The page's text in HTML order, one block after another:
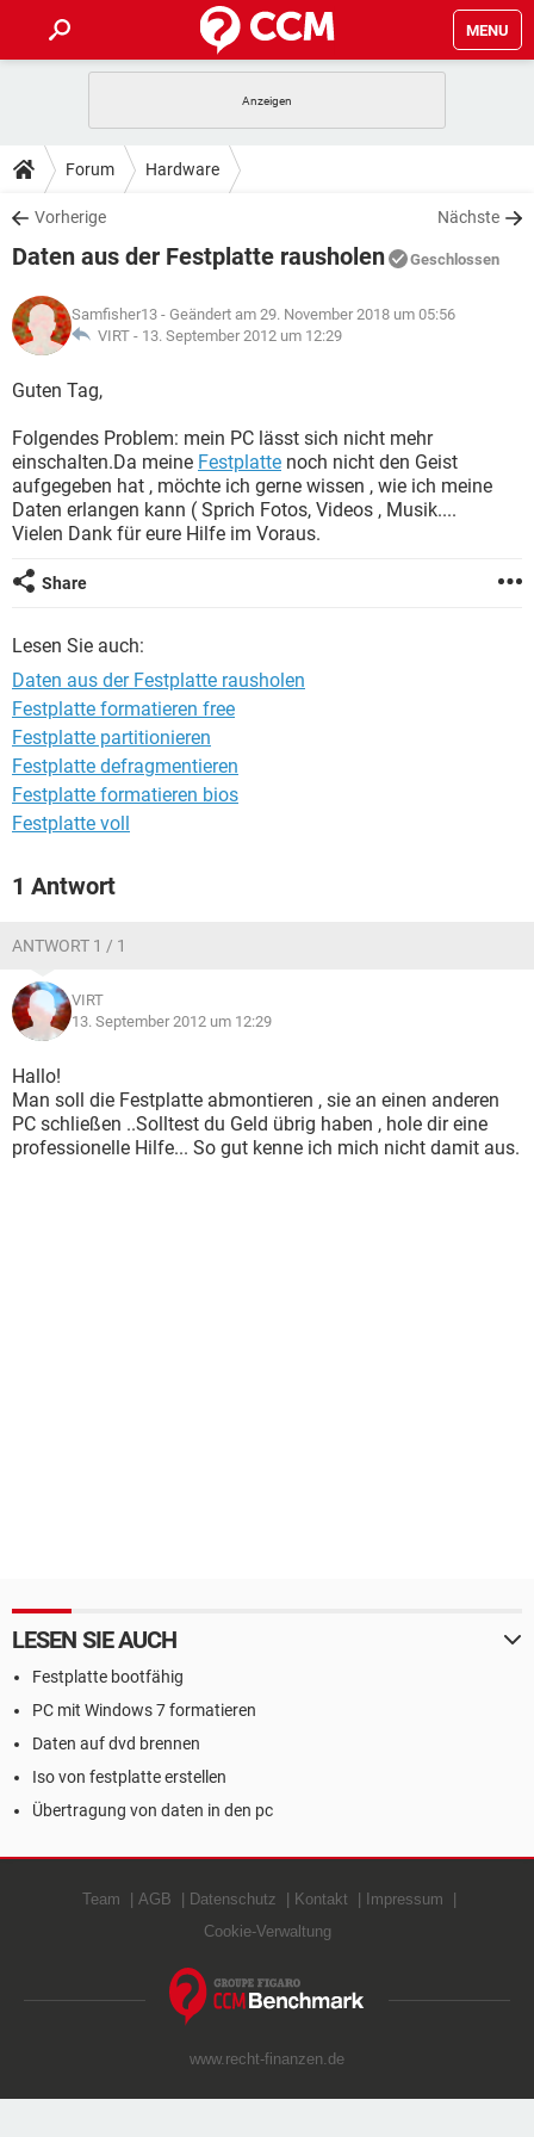
MENU
ANDROID
WINDOWS 10
WHATSAPP TIKTOK
FACEBOOK
TIPPS & TRICKS
SPIELE
WHATSAPP TIKTOK
FACEBOOK
DOWNLOADS
SPIELE STREAMING
ANDROID
WINDOWS 10 INSTAGRAM
WHATSAPP
SPIELE STREAMING
ANDROID
WINDOWS 10
WHATSAPP TIKTOK
FACEBOOK HARDWARE
LEXIKON
SPIELE
WINDOWS 10 INSTAGRAM
WHATSAPP TIKTOK
FACEBOOK HARDWARE
Forum Hardware
Vorherige Nächste
Daten aus der Festplatte rausholen Geschlossen
Samfisher13 - Geändert am 29. November 2018 um 05:56
VIRT - 13. September 2012 um 12:29
Guten Tag,
Folgendes Problem: mein PC lässt sich nicht mehr
einschalten.Da meine Festplatte noch nicht den Geist
aufgegeben hat , möchte ich gerne wissen , wie ich meine
Daten erlangen kann ( Sprich Fotos, Videos , Musik....
Vielen Dank für eure Hilfe im Voraus.
Share
Lesen Sie auch:
Daten aus der Festplatte rausholen
Festplatte formatieren free
Festplatte partitionieren
Festplatte defragmentieren
Festplatte formatieren bios
Festplatte voll
1 Antwort
ANTWORT 1 / 1
VIRT
13. September 2012 um 12:29
Hallo!
Man soll die Festplatte abmontieren , sie an einen anderen
PC schließen ..Solltest du Geld übrig haben , hole dir eine
professionelle Hilfe... So gut kenne ich mich nicht damit aus.
LESEN SIE AUCH
Festplatte bootfähig
PC mit Windows 7 formatieren
Daten auf dvd brennen
Iso von festplatte erstellen
Übertragung von daten in den pc
Team AGB Datenschutz Kontakt
Impressum
Cookie-Verwaltung
www.recht-finanzen.de